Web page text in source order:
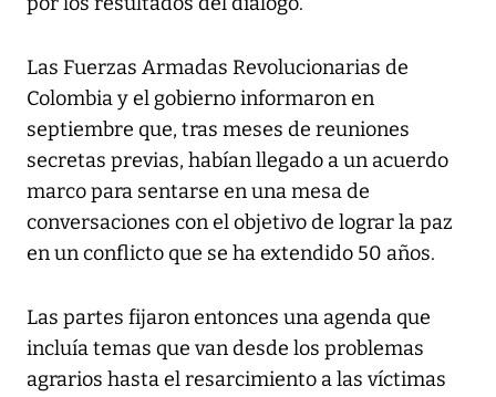
Las Fuerzas Armadas Revolucionarias de
Colombia y el gobierno informaron en
septiembre que, tras meses de reuniones
secretas previas, habían llegado a un acuerdo
marco para sentarse en una mesa de
conversaciones con el objetivo de lograr la paz
en un conflicto que se ha extendido 50 años.
Las partes fijaron entonces una agenda que
incluía temas que van desde los problemas
agrarios hasta el resarcimiento a las víctimas